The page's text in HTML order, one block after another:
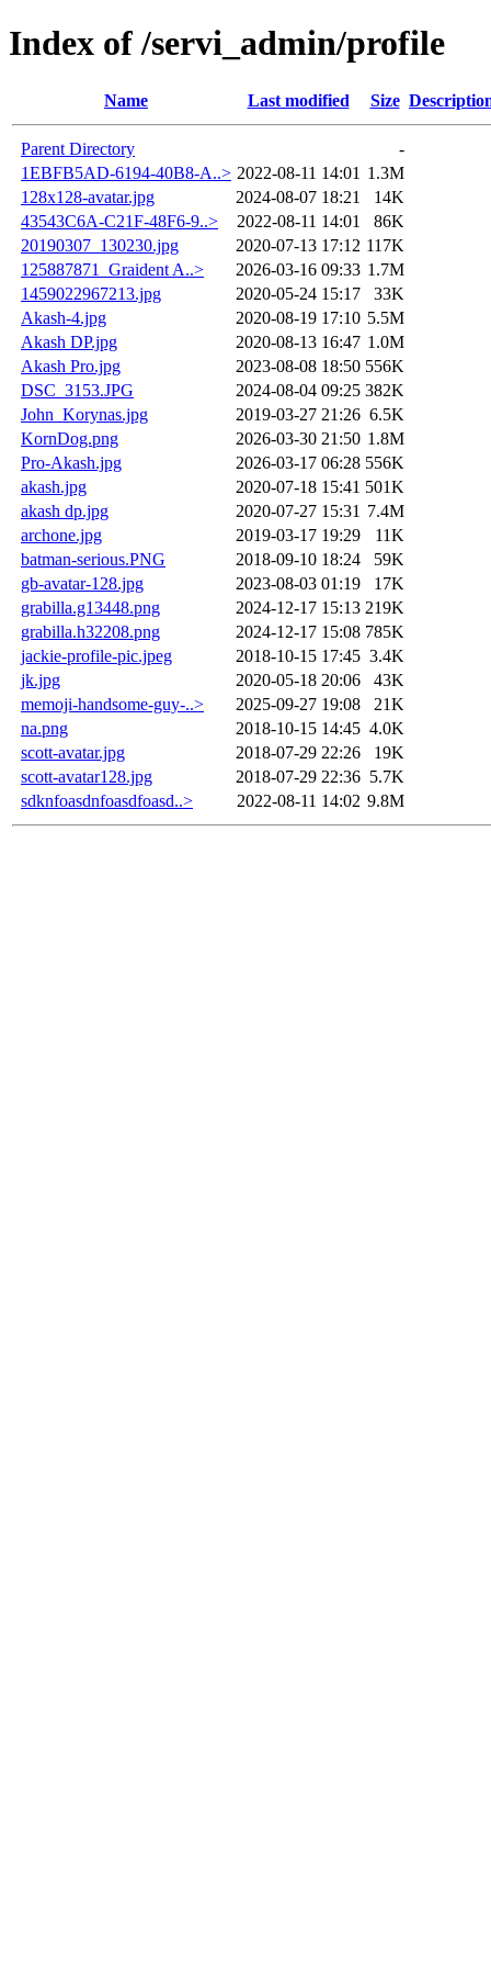
Index of /servi_admin/profile
Name Last modified Size
Parent Directory
-
1EBFB5AD-6194-40B8-A..> 2022-08-11 14:01 1.3M
128x128-avatar.jpg
2024-08-07 18:21
14K
43543C6A-C21F-48F6-9..>
2022-08-11 14:01
86K
20190307_130230.jpg
2020-07-13 17:12 117K
125887871_Graident A..>
2026-03-16 09:33 1.7M
1459022967213.jpg
2020-05-24 15:17
33K
Akash-4.jpg
2020-08-19 17:10 5.5M
Akash DP.jpg
2020-08-13 16:47 1.0M
Akash Pro.jpg
2023-08-08 18:50 556K
DSC_3153.JPG
2024-08-04 09:25 382K
John_Korynas.jpg
2019-03-27 21:26 6.5K
KornDog.png
2026-03-30 21:50 1.8M
Pro-Akash.jpg
2026-03-17 06:28 556K
akash.jpg
2020-07-18 15:41 501K
akash dp.jpg
2020-07-27 15:31 7.4M
archone.jpg
2019-03-17 19:29
11K
batman-serious.PNG
2018-09-10 18:24
59K
gb-avatar-128.jpg
2023-08-03 01:19
17K
grabilla.g13448.png
2024-12-17 15:13 219K
grabilla.h32208.png
2024-12-17 15:08 785K
jackie-profile-pic.jpeg
2018-10-15 17:45 3.4K
jk.jpg
2020-05-18 20:06
43K
memoji-handsome-guy-..>
2025-09-27 19:08
21K
na.png
2018-10-15 14:45 4.0K
scott-avatar.jpg
2018-07-29 22:26
19K
scott-avatar128.jpg
2018-07-29 22:36 5.7K
sdknfoasdnfoasdfoasd..>
2022-08-11 14:02 9.8M